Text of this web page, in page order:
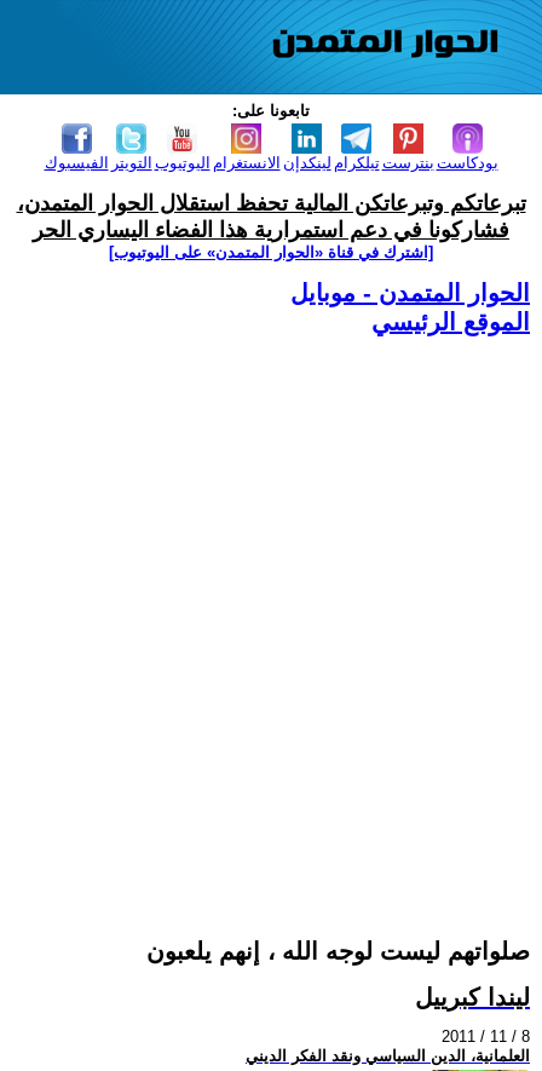
تابعونا على:
الفيسبوك التويتر اليوتيوب الانستغرام لينكدإن تيلكرامبنترست بودكاست
تبرعاتكم وتبرعاتكن المالية تحفظ استقلال الحوار المتمدن،
فشاركونا في دعم استمرارية هذا الفضاء اليساري الحر
[اشترك في قناة ‫«الحوار المتمدن» على اليوتيوب]
الحوار المتمدن - موبايل
الموقع الرئيسي
صلواتهم ليست لوجه الله ، إنهم يلعبون
ليندا كبرييل
2011 / 11 / 8
العلمانية، الدين السياسي ونقد الفكر الديني